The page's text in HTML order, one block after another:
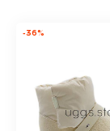
-36%